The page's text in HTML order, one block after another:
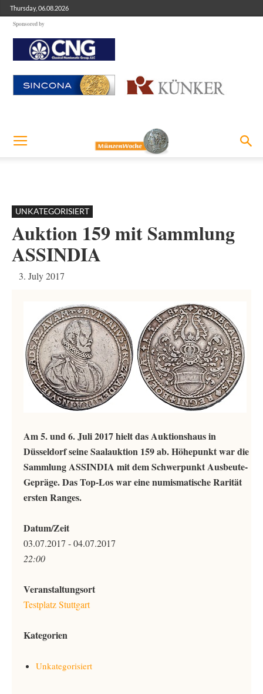
Thursday, 06.08.2026
Sponsored by
UNKATEGORISIERT
Auktion 159 mit Sammlung
ASSINDIA
3. July 2017
Am 5. und 6. Juli 2017 hielt das Auktionshaus in
Düsseldorf seine Saalauktion 159 ab. Höhepunkt war die
Sammlung ASSINDIA mit dem Schwerpunkt Ausbeute-
Gepräge. Das Top-Los war eine numismatische Rarität
ersten Ranges.
Datum/Zeit
03.07.2017 - 04.07.2017
22:00
Veranstaltungsort
Testplatz Stuttgart
Kategorien
Unkategorisiert